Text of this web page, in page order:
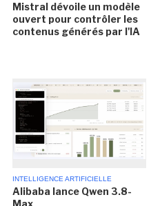
Mistral dévoile un modèle
ouvert pour contrôler les
contenus générés par l'IA
INTELLIGENCE ARTIFICIELLE
Alibaba lance Qwen 3.8-